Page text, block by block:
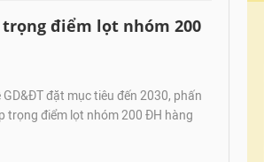
trọng điểm lọt nhóm 200
đặt mục tiêu đến 2030, phấn
trọng điểm lọt nhóm 200 ĐH hàng